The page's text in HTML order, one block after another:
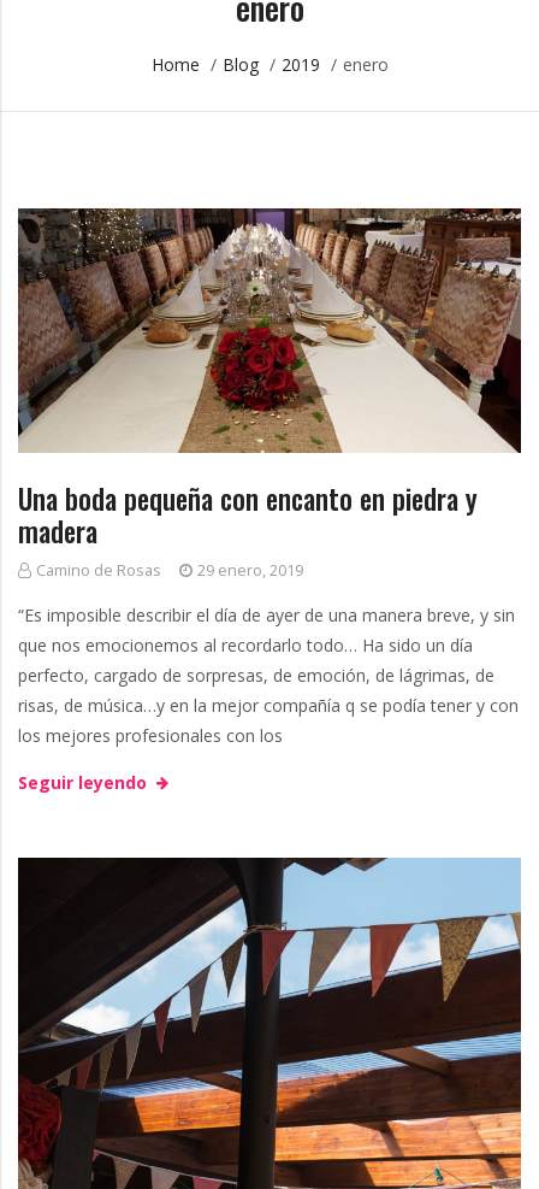
s
a
s
t
e
r
n
g
Home / Blog / 2019 / enero
e
n
e
o
Una boda pequeña con encanto en piedra y
madera
Camino de Rosas 29 enero, 2019
“Es imposible describir el día de ayer de una manera breve, y sin
que nos emocionemos al recordarlo todo… Ha sido un día
perfecto, cargado de sorpresas, de emoción, de lágrimas, de
risas, de música…y en la mejor compañía q se podía tener y con
los mejores profesionales con los
Seguir leyendo